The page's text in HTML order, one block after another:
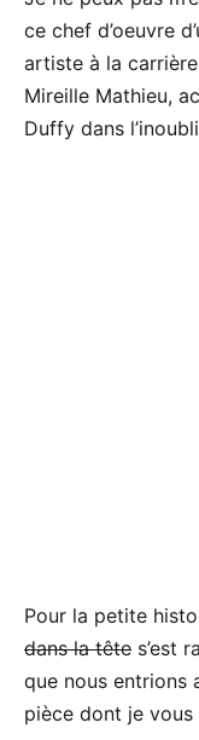
ce chef d’oeuvre
artiste à la
Mireille Mathieu,
Duffy dans
Pour la petite
dans la tête s’est
que nous entrions
pièce dont je